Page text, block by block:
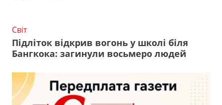
Світ
Підліток відкрив вогонь у школі біля
Бангкока: загинули восьмеро людей